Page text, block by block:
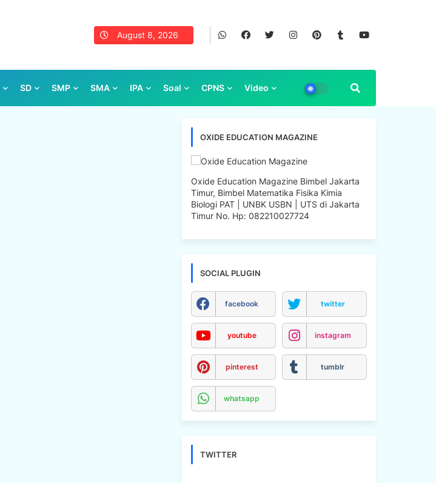
August 8, 2026
SD SMP SMA IPA Soal CPNS Video
OXIDE EDUCATION MAGAZINE
Oxide Education Magazine Bimbel Jakarta
Timur, Bimbel Matematika Fisika Kimia
Biologi PAT | UNBK USBN | UTS di Jakarta
Timur No. Hp: 082210027724
SOCIAL PLUGIN
facebook twitter
youtube instagram
pinterest tumblr
whatsapp
TWITTER